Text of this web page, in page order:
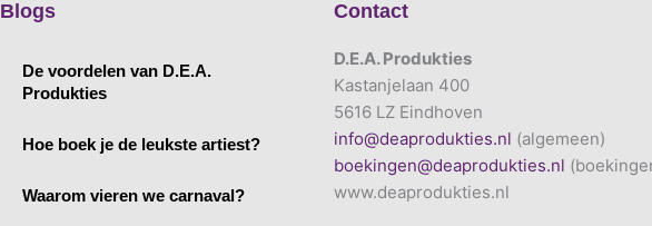
Blogs
De voordelen van D.E.A.
Produkties
Hoe boek je de leukste artiest?
Waarom vieren we carnaval?
Contact
D.E.A. Produkties
Kastanjelaan 400
5616 LZ Eindhoven
info@deaprodukties.nl (algemeen)
boekingen@deaprodukties.nl
www.deaprodukties.nl